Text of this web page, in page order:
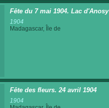
Fête du 7 mai 1904. Lac d'Anosy
1904
Madagascar, Île de
Fête des fleurs. 24 avril 1904
1904